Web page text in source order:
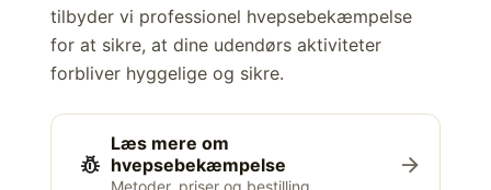
tilbyder vi professionel hvepsebekæmpelse
for at sikre, at dine udendørs aktiviteter
forbliver hyggelige og sikre.
pest_control
Læs mere om
hvepsebekæmpelse
Metoder, priser og bestilling
arrow_forward